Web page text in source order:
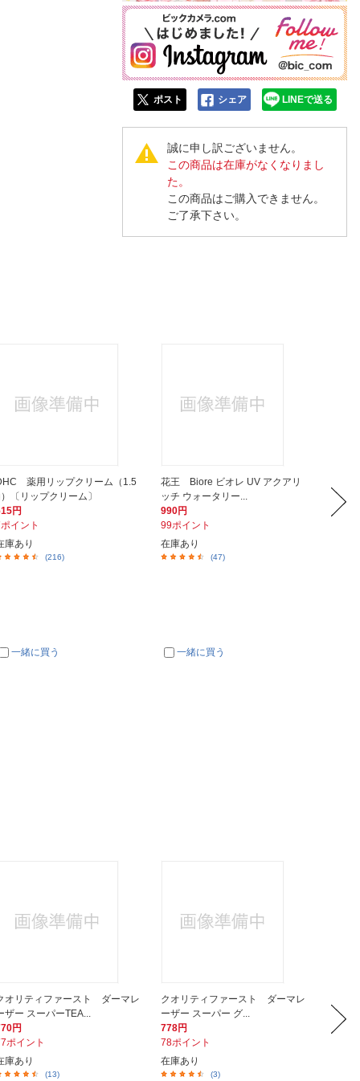
ポスト シェア LINEで送る
誠に申し訳ございません。
この商品は在庫がなくなりまし
た。
この商品はご購入できません。
ご了承下さい。
薬用リップクリーム（1.5
〔リップクリーム〕
円
イント
庫あり
(216)
一緒に買う
花王 Biore ビオレ UV アクアリ
ッチ ウォータリー...
990円
99ポイント
在庫あり
(47)
一緒に買う
1,078円
108ポ
オリティファースト ダーマレ
ザー スーパーTEA...
円
ポイント
庫あり
(13)
クオリティファースト ダーマレ
ーザー スーパー グ...
778円
78ポイント
在庫あり
(3)
ーザ
770円